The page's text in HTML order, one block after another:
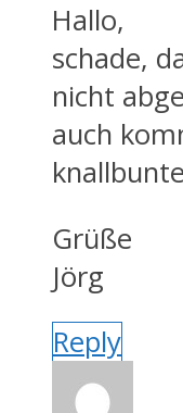
Hallo,
schade,
nicht
auch
Grüße
Jörg
Reply